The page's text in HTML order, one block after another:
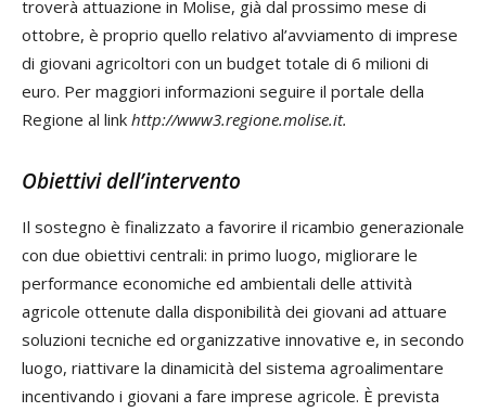
troverà attuazione in Molise, già dal prossimo mese di
ottobre, è proprio quello relativo al’avviamento di imprese
di giovani agricoltori con un budget totale di 6 milioni di
euro. Per maggiori informazioni seguire il portale della
Regione al link http://www3.regione.molise.it.
Obiettivi dell’intervento
Il sostegno è finalizzato a favorire il ricambio generazionale
con due obiettivi centrali: in primo luogo, migliorare le
performance economiche ed ambientali delle attività
agricole ottenute dalla disponibilità dei giovani ad attuare
soluzioni tecniche ed organizzative innovative e, in secondo
luogo, riattivare la dinamicità del sistema agroalimentare
incentivando i giovani a fare imprese agricole. È prevista